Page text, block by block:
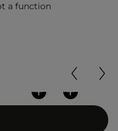
a function
+ +